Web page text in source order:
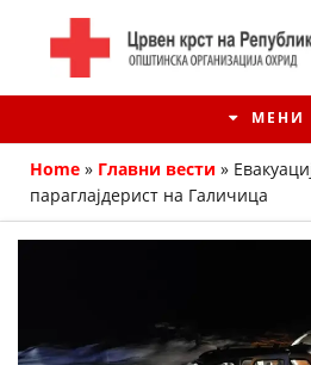
МЕНИ
Home » Главни вести »
параглајдерист на Галичица